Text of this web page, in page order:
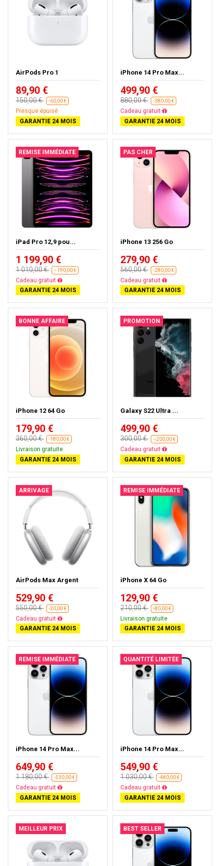
AirPods Pro 1
89,90 €
150,00 € -60,00 €
Presque épuisé
GARANTIE 24 MOIS
iPhone 14 Pro Max...
499,90 €
880,00 € -380,00 €
Livraison gratuite
GARANTIE 24 MOIS
REMISE IMMÉDIATE
iPad Pro 12,9 pou...
1 199,90 €
1 010,00 € --190,00 €
Presque épuisé
GARANTIE 24 MOIS
PAS CHER
iPhone 13 256 Go
279,90 €
560,00 € -280,00 €
Livraison gratuite
GARANTIE 24 MOIS
BONNE AFFAIRE
iPhone 12 64 Go
179,90 €
360,00 € -180,00 €
Livraison gratuite
GARANTIE 24 MOIS
PROMOTION
Galaxy S22 Ultra ...
499,90 €
300,00 € --200,00 €
Presque épuisé
GARANTIE 24 MOIS
ARRIVAGE
AirPods Max Argent
529,90 €
550,00 € -20,00 €
Presque épuisé
GARANTIE 24 MOIS
REMISE IMMÉDIATE
iPhone X 64 Go
129,90 €
210,00 € -80,00 €
Livraison gratuite
GARANTIE 24 MOIS
REMISE IMMÉDIATE
iPhone 14 Pro Max...
649,90 €
1 180,00 € -530,00 €
Livraison gratuite
GARANTIE 24 MOIS
QUANTITÉ LIMITÉE
iPhone 14 Pro Max...
549,90 €
1 030,00 € -480,00 €
Livraison gratuite
GARANTIE 24 MOIS
MEILLEUR PRIX BEST SELLER